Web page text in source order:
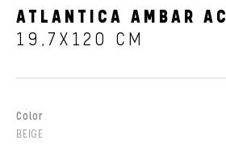
ATLANTICA AMBAR AC
19,7X120 CM
Color
BEIGE